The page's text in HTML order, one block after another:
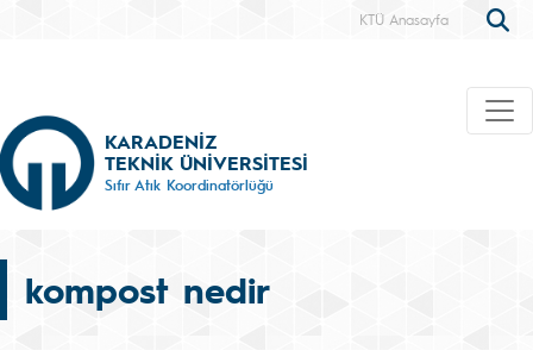
KTÜ Anasayfa
KARADENİZ
TEKNİK ÜNİVERSİTESİ
Sıfır Atık Koordinatörlüğü
kompost nedir